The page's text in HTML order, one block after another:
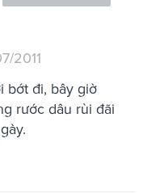
2011
bớt đi, bây giờ
rước dâu rùi đãi